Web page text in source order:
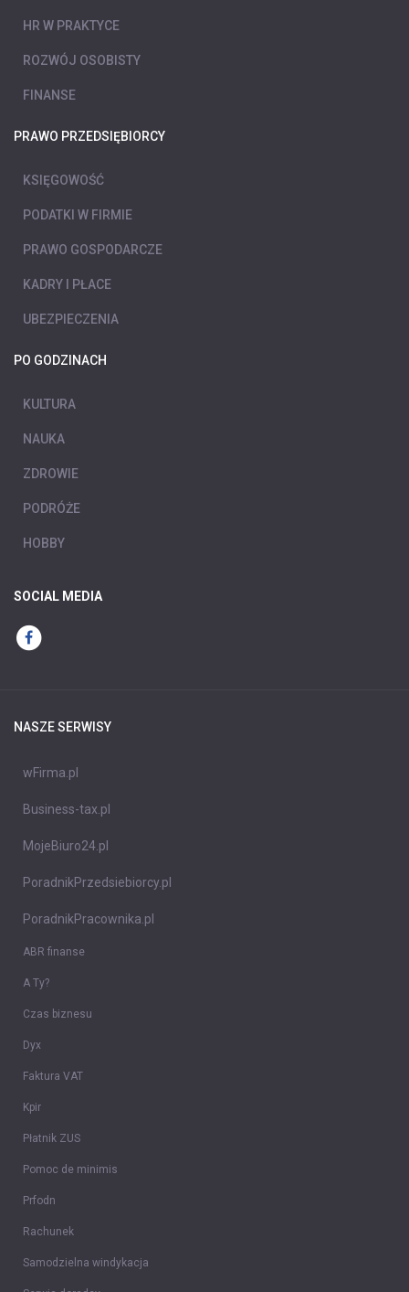
HR W PRAKTYCE
ROZWÓJ OSOBISTY
FINANSE
PRAWO PRZEDSIĘBIORCY
KSIĘGOWOŚĆ
PODATKI W FIRMIE
PRAWO GOSPODARCZE
KADRY I PŁACE
UBEZPIECZENIA
PO GODZINACH
KULTURA
NAUKA
ZDROWIE
PODRÓŻE
HOBBY
SOCIAL MEDIA
NASZE SERWISY
wFirma.pl
Business-tax.pl
MojeBiuro24.pl
PoradnikPrzedsiebiorcy.pl
PoradnikPracownika.pl
ABR finanse
A Ty?
Czas biznesu
Dyx
Faktura VAT
Kpir
Płatnik ZUS
Pomoc de minimis
Prfodn
Rachunek
Samodzielna windykacja